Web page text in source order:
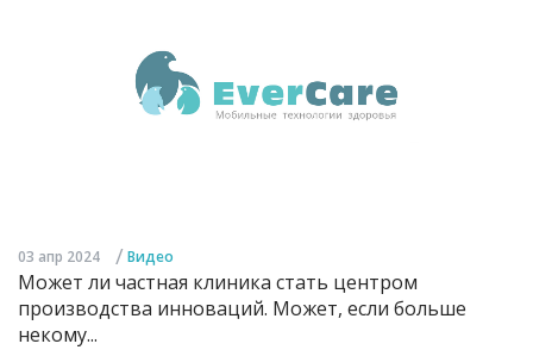
03 апр 2024 / Видео
Может ли частная клиника стать центром
производства инноваций. Может, если больше
некому...